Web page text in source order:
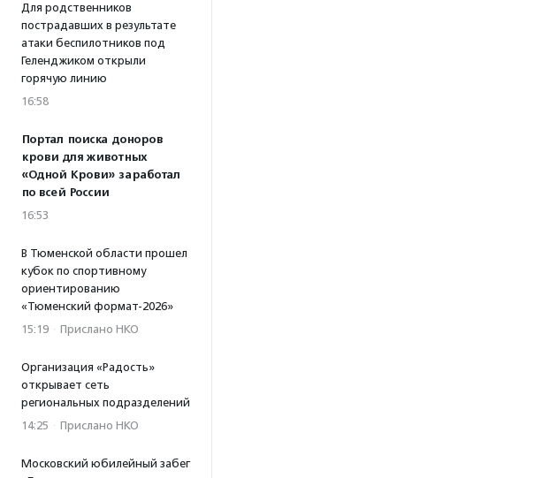
Для родственников
пострадавших в результате
атаки беспилотников под
Геленджиком открыли
горячую линию
16:58
Портал поиска доноров
крови для животных
«Одной Крови» заработал
по всей России
16:53
В Тюменской области прошел
кубок по спортивному
ориентированию
«Тюменский формат-2026»
15:19 · Прислано НКО
Организация «Радость»
открывает сеть
региональных подразделений
14:25 · Прислано НКО
Московский юбилейный забег